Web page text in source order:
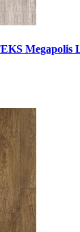
Megapolis